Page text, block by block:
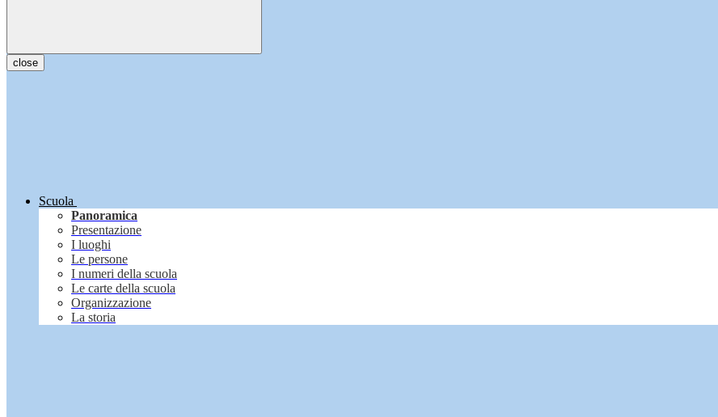
close
Scuola
Panoramica
Presentazione
I luoghi
Le persone
I numeri della scuola
Le carte della scuola
Organizzazione
La storia